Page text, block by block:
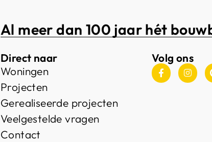
Al meer dan 100 jaar hét
Direct naar
Woningen
Projecten
Gerealiseerde projecten
Veelgestelde vragen
Contact
Volg ons